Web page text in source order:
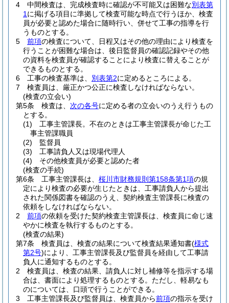
4
中間検査は、完成検査時に確認が不可能又は困難な別表第
1 に掲げる項目に準拠して検査可能な時点で行うほか、検査
員が必要と認めた場合に随時行い、併せて工事の指導を行
うものとする。
5
前項の検査について、日程又はその他の理由により検査を
行うことが困難な場合は、後日監督員の確認記録やその他
の資料を検査員が確認することにより検査に替えることが
できるものとする。
6
工事の検査基準は、 別表第2に定めるところによる。
7
検査員は、厳正かつ公正に検査しなければならない。
(検査の立会い)
第5条
検査は、 次の各号に定める者の立会いのうえ行うもの
とする。
(1)
工事主管課長。 不在のときは工事主管課長が命じた工
事主管課職員
(2)
監督員
(3)
工事請負人又は現場代理人
(4)
その他検査員が必要と認めた者
(検査の手続)
第6条
工事主管課長は、 桜川市財務規則第158条第1項の規
定により検査の必要が生じたときは、工事請負人から提出
された関係図書を確認のうえ、契約検査主管課長に検査の
依頼をしなければならない。
2
前項の依頼を受けた契約検査主管課長は、検査員に命じ速
やかに検査を執行するものとする。
(検査の結果)
第7条
検査員は、検査の結果について検査結果通知書(様式
第2号)により、工事主管課長及び監督員を経由して工事請
負人に通知するものとする。
2
検査員は、検査の結果、請負人に対し補修等を指示する場
合は、書面により処理するものとする。 ただし、軽易なも
のについては、口頭で行うことができる。
3
工事主管課長及び監督員は、検査員から前項の指示を受け